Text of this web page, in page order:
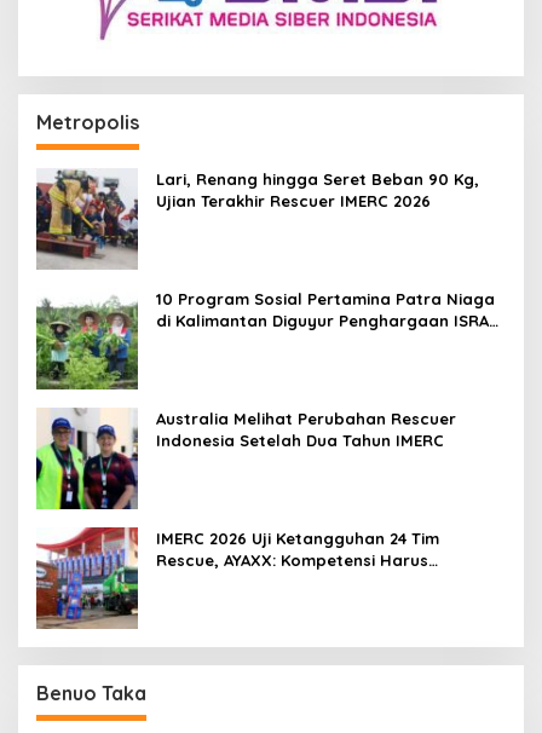
Metropolis
Lari, Renang hingga Seret Beban 90 Kg,
Ujian Terakhir Rescuer IMERC 2026
10 Program Sosial Pertamina Patra Niaga
di Kalimantan Diguyur Penghargaan ISRA
Australia Melihat Perubahan Rescuer
Indonesia Setelah Dua Tahun IMERC
IMERC 2026 Uji Ketangguhan 24 Tim
Rescue, AYAXX: Kompetensi Harus
Benuo Taka